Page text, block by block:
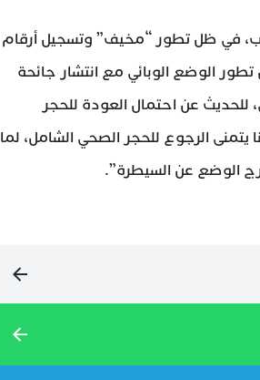
في ظل تطور “مخيف” وتسجيل أرقام
الوضع الوبائي مع انتشار جائحة
للحديث عن احتمال العودة للحجر
الرجوع للحجر الصحي الشامل، لما
الوضع عن السيطرة”.